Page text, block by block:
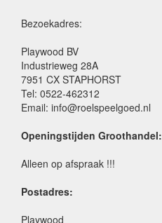
Bezoekadres:
Playwood BV
Industrieweg 28A
7951 CX STAPHORST
Tel: 0522-462312
Email: info@roelspeelgoed.nl
Openingstijden Groothandel:
Alleen op afspraak !!!
Postadres:
Playwood